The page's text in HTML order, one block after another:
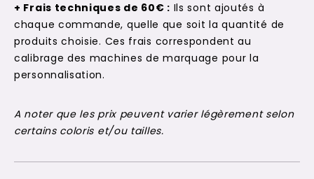
+ Frais techniques de 60€ : Ils sont ajoutés à
chaque commande, quelle que soit la quantité de
produits choisie. Ces frais correspondent au
calibrage des machines de marquage pour la
personnalisation.
A noter que les prix peuvent varier légèrement selon
certains coloris et/ou tailles.